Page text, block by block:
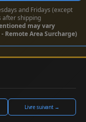
and Fridays (except
after shipping
may vary
Remote Area Surcharge)
Livre suivant →